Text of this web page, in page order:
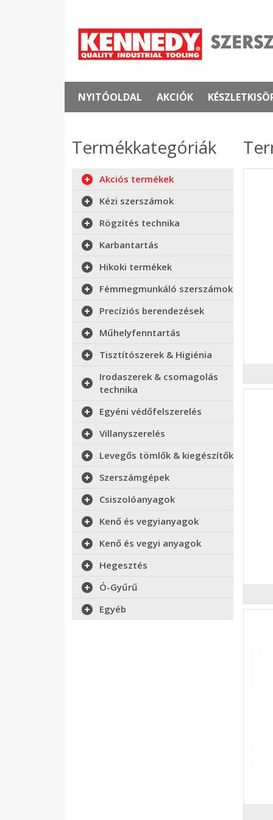
NYITÓOLDAL AKCIÓK
Termékkategóriák
Akciós termékek
Kézi szerszámok
Rögzítés technika
Karbantartás
Hikoki termékek
Fémmegmunkáló szerszámok
Precíziós berendezések
Műhelyfenntartás
Tisztítószerek & Higiénia
Irodaszerek & csomagolás
technika
Egyéni védőfelszerelés
Villanyszerelés
Levegős tömlők & kiegészítők
Szerszámgépek
Csiszolóanyagok
Kenő és vegyianyagok
Kenő és vegyi anyagok
Hegesztés
Ó-Gyűrű
Egyéb